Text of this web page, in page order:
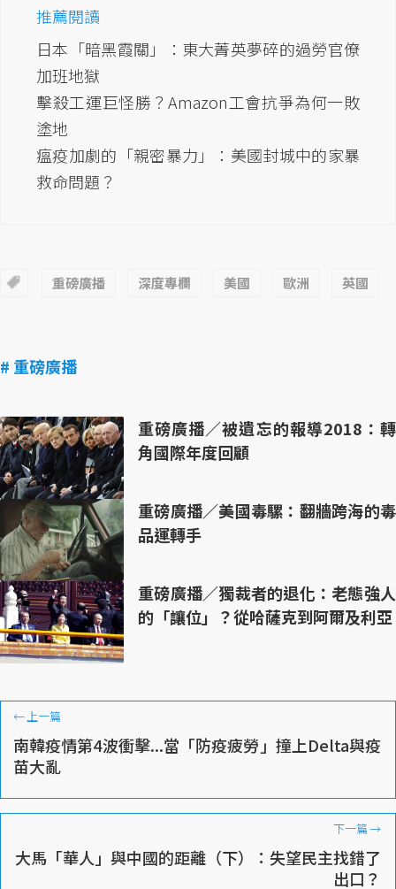
推薦閱讀
日本「暗黑霞關」：東大菁英夢碎的過勞官僚
加班地獄
擊殺工運巨怪勝？Amazon工會抗爭為何一敗
塗地
瘟疫加劇的「親密暴力」：美國封城中的家暴
救命問題？
重磅廣播 深度專欄 美國 歐洲 英國
# 重磅廣播
重磅廣播／被遺忘的報導2018：轉
角國際年度回顧
重磅廣播／美國毒騾：翻牆跨海的毒
品運轉手
重磅廣播／獨裁者的退化：老態強人
的「讓位」？從哈薩克到阿爾及利亞
← 上一篇
南韓疫情第4波衝擊...當「防疫疲勞」撞上Delta與疫
苗大亂
下一篇→
大馬「華人」與中國的距離（下）：失望民主找錯了
出口？